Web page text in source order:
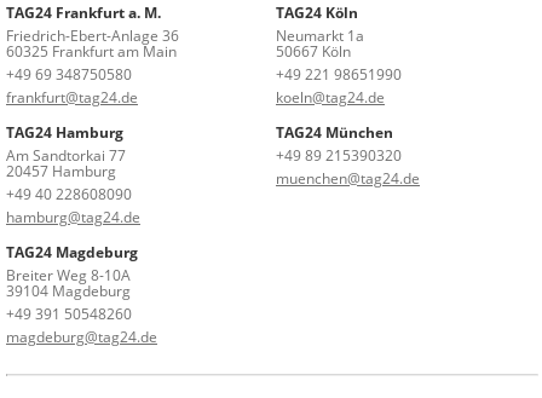
TAG24 Frankfurt a. M.
Friedrich-Ebert-Anlage 36
60325 Frankfurt am Main
+49 69 348750580
frankfurt@tag24.de
TAG24 Köln
Neumarkt 1a
50667 Köln
+49 221 98651990
koeln@tag24.de
TAG24 Hamburg
Am Sandtorkai 77
20457 Hamburg
+49 40 228608090
hamburg@tag24.de
TAG24 München
+49 89 215390320
muenchen@tag24.de
TAG24 Magdeburg
Breiter Weg 8-10A
39104 Magdeburg
+49 391 50548260
magdeburg@tag24.de